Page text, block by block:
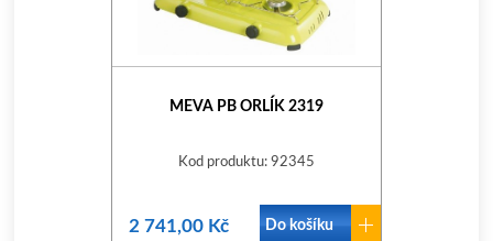
MEVA PB ORLÍK 2319
Kod produktu: 92345
2 741,00 Kč Do košíku